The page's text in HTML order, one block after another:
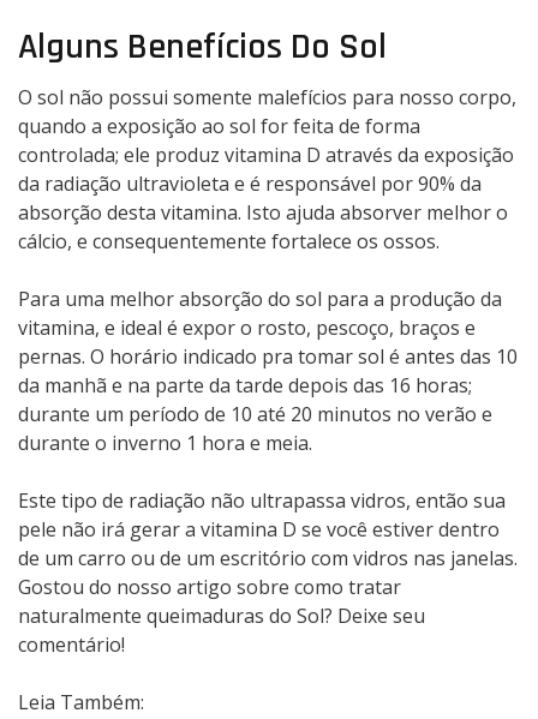
Alguns Benefícios Do Sol
O sol não possui somente malefícios para nosso corpo,
quando a exposição ao sol for feita de forma
controlada; ele produz vitamina D através da exposição
da radiação ultravioleta e é responsável por 90% da
absorção desta vitamina. Isto ajuda absorver melhor o
cálcio, e consequentemente fortalece os ossos.
Para uma melhor absorção do sol para a produção da
vitamina, e ideal é expor o rosto, pescoço, braços e
pernas. O horário indicado pra tomar sol é antes das 10
da manhã e na parte da tarde depois das 16 horas;
durante um período de 10 até 20 minutos no verão e
durante o inverno 1 hora e meia.
Este tipo de radiação não ultrapassa vidros, então sua
pele não irá gerar a vitamina D se você estiver dentro
de um carro ou de um escritório com vidros nas janelas.
Gostou do nosso artigo sobre como tratar
naturalmente queimaduras do Sol? Deixe seu
comentário!
Leia Também: